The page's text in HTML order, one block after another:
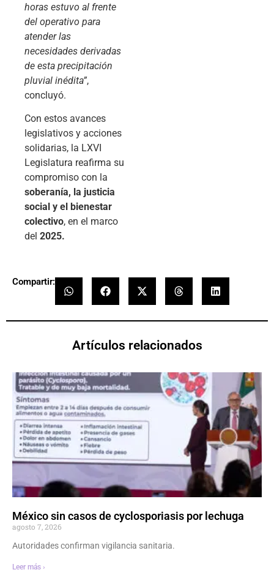
horas estuvo al frente
del operativo para
atender las
necesidades derivadas
de esta precipitación
pluvial inédita”,
concluyó.
Con estos avances
legislativos y acciones
solidarias, la LXVI
Legislatura reafirma su
compromiso con la
soberanía, la justicia
social y el bienestar
colectivo, en el marco
del 2025.
Compartir:
Artículos relacionados
México sin casos de cyclosporiasis por lechuga
agosto 7, 2026
Autoridades confirman vigilancia sanitaria.
Leer más ›